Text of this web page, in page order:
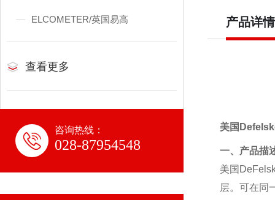
ELCOMETER/英国易高
查看更多
咨询热线：
028-87954548
产品详情
美国
一、产品描
美国
层。可在同